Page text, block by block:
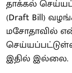
தாக்கல்
(Draft Bill)
மசோதாவில்
இதில் இல்லை.